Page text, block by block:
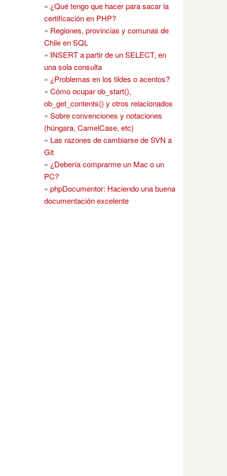
(6|7|8)\.|tablet browser/i'
» ¿Qué tengo que hacer para sacar la
certificación en PHP?
» Regiones, provincias y comunas de
Chile en SQL
» INSERT a partir de un SELECT, en
una sola consulta
» ¿Problemas en los tildes o acentos?
»Cómo ocupar ob_start(),
ob_get_contents() y otros relacionados
»Sobre convenciones y notaciones
(húngara, CamelCase, etc)
» Las razones de cambiarse de SVN a
Git
» ¿Debería comprarme un Mac o un
PC?
»phpDocumentor: Haciendo una buena
documentación excelente